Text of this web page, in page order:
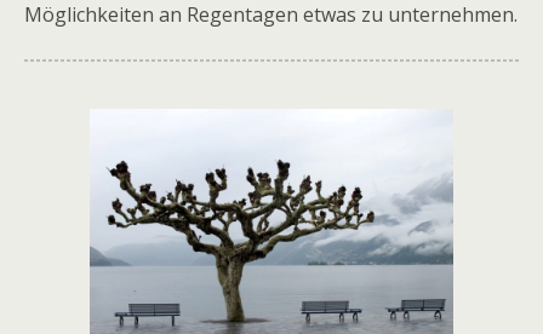
Möglichkeiten an Regentagen etwas zu unternehmen.